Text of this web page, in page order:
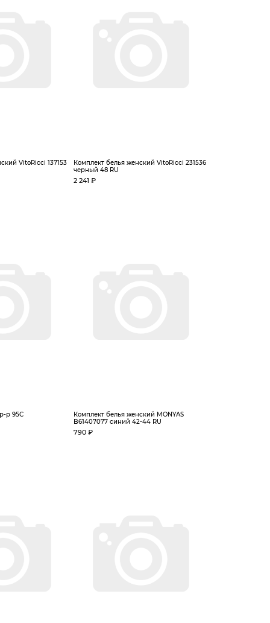
VitoRicci 137153
Комплект белья женский VitoRicci 231536
черный 48 RU
2 241 ₽
p 95С
Комплект белья женский MONYAS
B61407077 синий 42-44 RU
790 ₽